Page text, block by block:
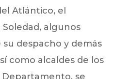
Atlántico, el
algunos
despacho y demás
como alcaldes de los
se